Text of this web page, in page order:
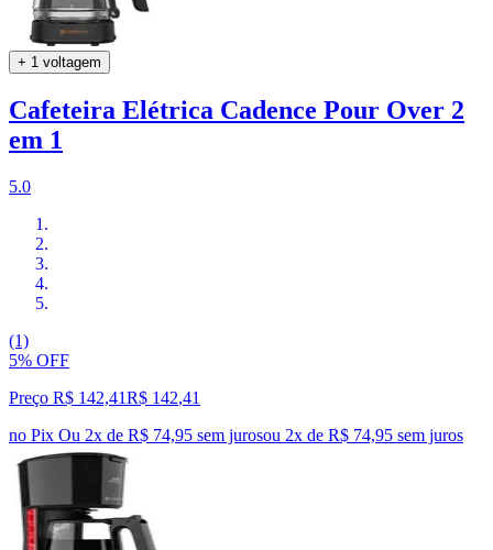
+ 1 voltagem
Cafeteira Elétrica Cadence Pour Over 2
em 1
5.0
(1)
5% OFF
Preço R$ 142,41R$ 142,41
no Pix Ou 2x de R$ 74,95 sem jurosou 2x de R$ 74,95 sem juros